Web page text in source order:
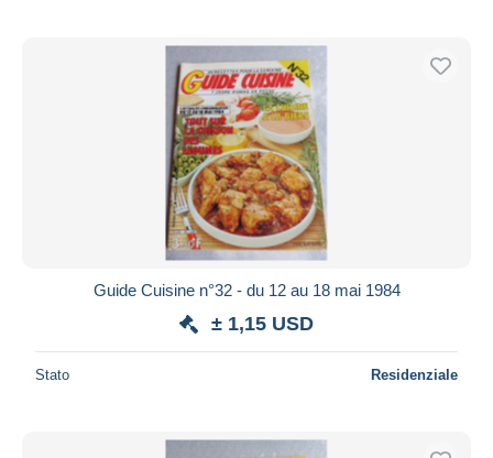
Guide Cuisine n°32 - du 12 au 18 mai 1984
± 1,15 USD
Stato Residenziale